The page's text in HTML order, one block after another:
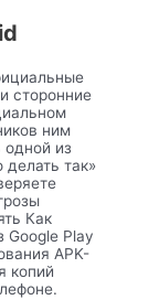
сторонние
ним
одной из
так»
Как
Google Play
APK-
копий